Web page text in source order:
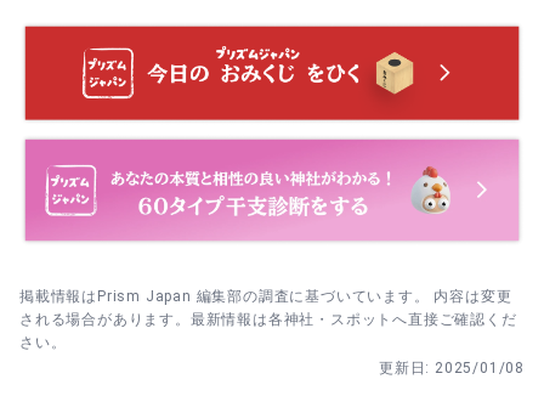
掲載情報はPrism Japan 編集部の調査に基づいています。 内容は変更
される場合があります。最新情報は各神社・スポットへ直接ご確認くだ
さい。
更新日: 2025/01/08